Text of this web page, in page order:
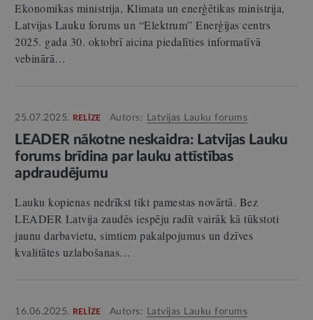
Ekonomikas ministrija, Klimata un enerģētikas ministrija,
Latvijas Lauku forums un “Elektrum” Enerģijas centrs
2025. gada 30. oktobrī aicina piedalīties informatīvā
vebinārā…
25.07.2025. RELĪZE Autors: Latvijas Lauku forums
LEADER nākotne neskaidra: Latvijas Lauku
forums brīdina par lauku attīstības
apdraudējumu
Lauku kopienas nedrīkst tikt pamestas novārtā. Bez
LEADER Latvija zaudēs iespēju radīt vairāk kā tūkstoti
jaunu darbavietu, simtiem pakalpojumus un dzīves
kvalitātes uzlabošanas…
16.06.2025. RELĪZE Autors: Latvijas Lauku forums